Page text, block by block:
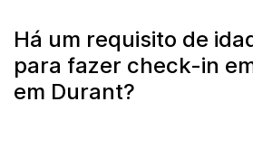
Há um requisito de
para fazer check-in
em Durant?